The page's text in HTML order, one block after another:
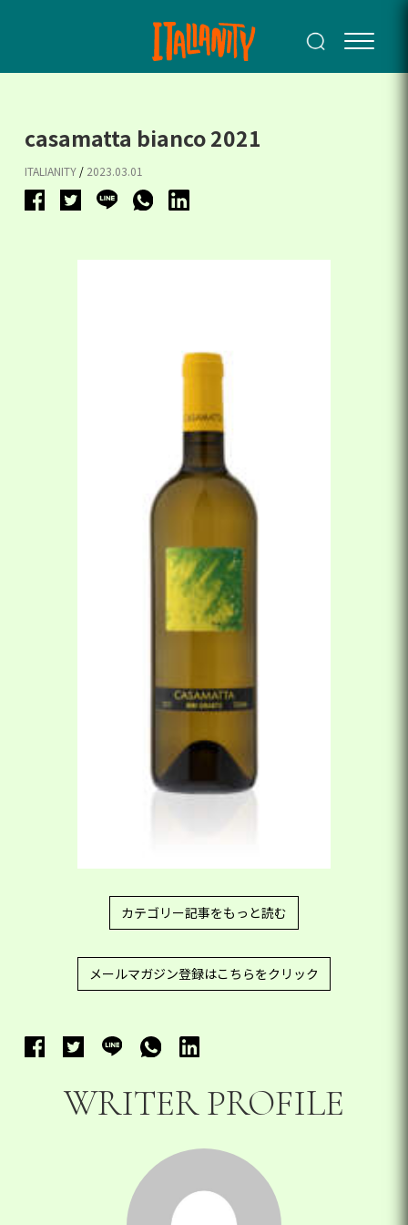
casamatta bianco 2021
ITALIANITY / 2023.03.01
カテゴリー記事をもっと読む
メールマガジン登録はこちらをクリック
WRITER PROFILE